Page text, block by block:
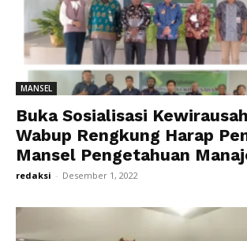
MANSEL
Buka Sosialisasi
Wabup Rengkung Harap
Mansel Pengetahuan
redaksi - Desember 1, 2022